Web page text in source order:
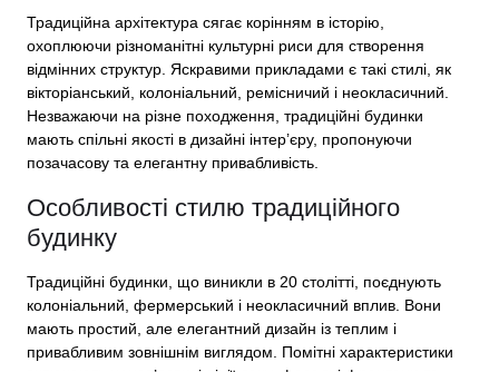
Традиційна архітектура сягає корінням в історію,
охоплюючи різноманітні культурні риси для створення
відмінних структур. Яскравими прикладами є такі стилі, як
вікторіанський, колоніальний, ремісничий і неокласичний.
Незважаючи на різне походження, традиційні будинки
мають спільні якості в дизайні інтер’єру, пропонуючи
позачасову та елегантну привабливість.
Особливості стилю традиційного
будинку
Традиційні будинки, що виникли в 20 столітті, поєднують
колоніальний, фермерський і неокласичний вплив. Вони
мають простий, але елегантний дизайн із теплим і
привабливим зовнішнім виглядом. Помітні характеристики